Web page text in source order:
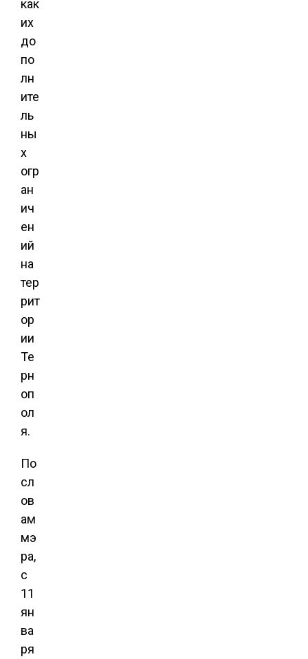
как
их
до
по
лн
ите
ль
ны
х
огр
ан
ич
ен
ий
на
тер
рит
ор
ии
Те
рн
оп
ол
я.
По
сл
ов
ам
мэ
ра,
с
11
ян
ва
ря